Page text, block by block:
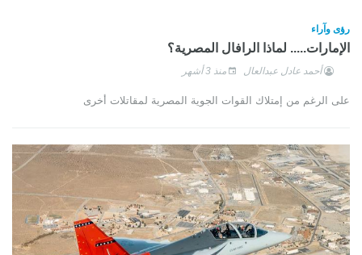
رؤى وآراء
الإمارات..... لماذا الرافال المصرية؟
أحمد عادل عبدالعال منذ 3 أشهر
على الرغم من إمتلاك القوات الجوية المصرية لمقاتلات أخرى